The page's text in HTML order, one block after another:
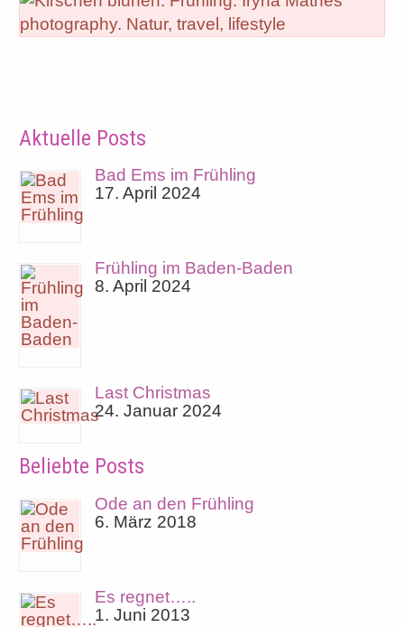
Aktuelle Posts
Bad Ems im Frühling
17. April 2024
Frühling im Baden-Baden
8. April 2024
Last Christmas
24. Januar 2024
Beliebte Posts
Ode an den Frühling
6. März 2018
Es regnet…..
1. Juni 2013